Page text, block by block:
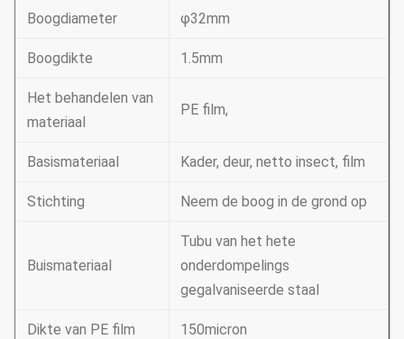
Boogdiameter φ32mm
Boogdikte 1.5mm
Het behandelen van
materiaal
PE film,
Basismateriaal Kader, deur, netto insect, film
Stichting Neem de boog in de grond op
Buismateriaal
Tubu van het hete
onderdompelings
gegalvaniseerde staal
Dikte van PE film 150micron